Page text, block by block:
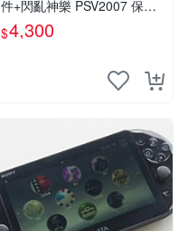
件+閃亂神樂 PSV2007 保修
一年 品質有保障
$4,300